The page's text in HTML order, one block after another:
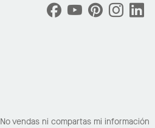
No vendas ni compartas mi información